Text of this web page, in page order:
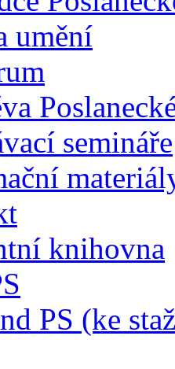
umění
semináře
knihovna
PS (ke